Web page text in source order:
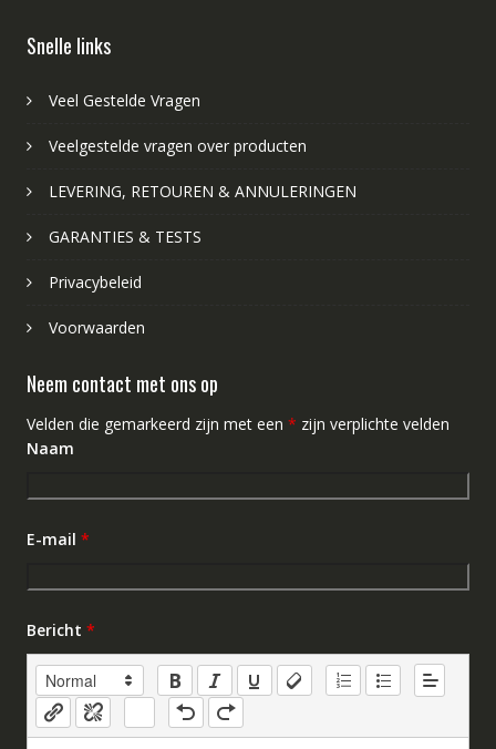
Snelle links
Veel Gestelde Vragen
Veelgestelde vragen over producten
LEVERING, RETOUREN & ANNULERINGEN
GARANTIES & TESTS
Privacybeleid
Voorwaarden
Neem contact met ons op
Velden die gemarkeerd zijn met een * zijn verplichte velden
Naam
E-mail *
Bericht *